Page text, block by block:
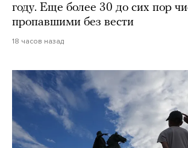
году. Еще более 30 до сих пор
пропавшими без вести
18 часов назад